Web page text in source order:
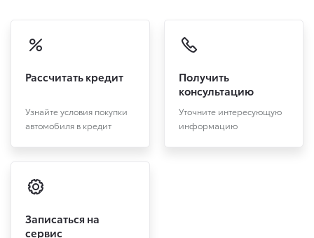
Рассчитать кредит
Узнайте условия покупки
автомобиля в кредит
Получить
консультацию
Уточните интересующую
информацию
Записаться на
сервис